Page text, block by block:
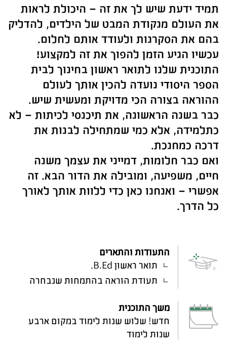
תמיד ידעת שיש לך את זה – היכולת לראות
את העולם מנקודת המבט של הילדים, להדליק
בהם את הסקרנות ולעודד אותם לחלום.
עכשיו הגיע הזמן להפוך את זה למקצוע!
התוכנית שלנו לתואר ראשון בחינוך לבית
הספר היסודי נועדה להכין אותך לעולם
ההוראה בצורה הכי מדויקת ומעשית שיש.
כבר בשנה הראשונה, את תיכנסי לכיתות – לא
כתלמידה, אלא כמי שמתחילה לבנות את
דרכה כמחנכת.
ואם כבר חלומות, דמייני את עצמך משנה
חיים, משפיעה, ומובילה את הדור הבא. זה
אפשרי – ואנחנו כאן כדי ללוות אותך לאורך
כל הדרך.
התעודות והתארים
תואר ראשון B.Ed.
תעודת הוראה בהתמחות שנבחרה
משך התוכנית
חדש! שלוש שנות לימוד במקום ארבע
שנות לימוד